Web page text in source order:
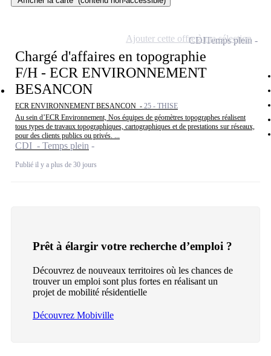
Chargé d'affaires en topographie
F/H - ECR ENVIRONNEMENT
BESANCON
ECR ENVIRONNEMENT BESANCON - 25 - THISE
Au sein d’ECR Environnement, Nos équipes de géomètres topographes réalisent
tous types de travaux topographiques, cartographiques et de prestations sur réseaux,
pour des clients publics ou privés. ...
CDI - Temps plein
Publié il y a plus de 30 jours
CDITemps plein
Ajouter cette offre à ma sélection
Prêt à élargir votre recherche d’emploi ?
Découvrez de nouveaux territoires où les chances de
trouver un emploi sont plus fortes en réalisant un
projet de mobilité résidentielle
Découvrez Mobiville